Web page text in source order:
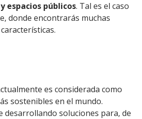
espacios públicos. Tal es el caso
donde encontrarás muchas
es considerada como
sostenibles en el mundo.
desarrollando soluciones para, de